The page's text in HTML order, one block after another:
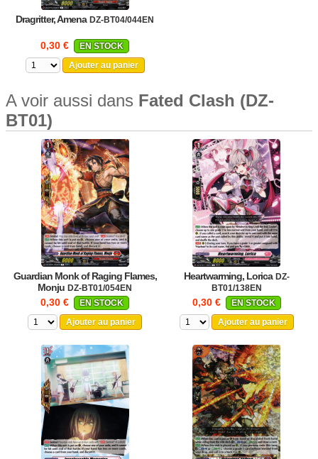
Dragritter, Amena DZ-BT04/044EN
0,30 €
EN STOCK
Ajouter au panier
A voir aussi dans Fated Clash (DZ-
BT01)
Guardian Monk of Raging Flames,
Monju DZ-BT01/054EN
0,30 €
EN STOCK
Ajouter au panier
Heartwarming, Lorica DZ-
BT01/138EN
0,30 €
EN STOCK
Ajouter au panier